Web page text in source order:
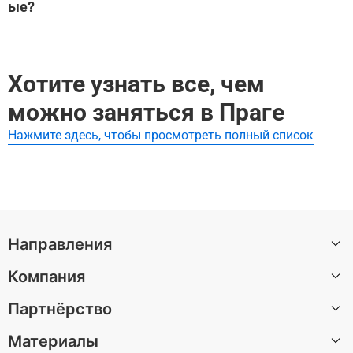
урсовода.
Путешествие с призраком Старого Города
ые?
Хотите узнать все, чем
можно заняться в Праге
Нажмите здесь, чтобы просмотреть полный список
Направления
Санкт-Петербург
Москва
Барселона
Компания
О нас
Вакансии
Партнёрство
Стать автором экскурсии
Материалы